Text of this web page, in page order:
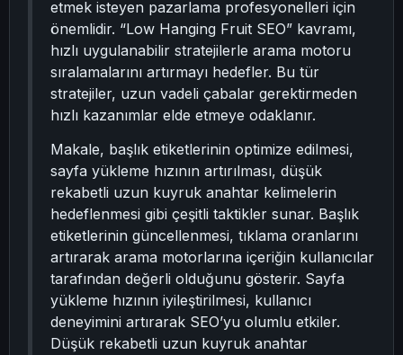
etmek isteyen pazarlama profesyonelleri için
önemlidir. “Low Hanging Fruit SEO” kavramı,
hızlı uygulanabilir stratejilerle arama motoru
sıralamalarını artırmayı hedefler. Bu tür
stratejiler, uzun vadeli çabalar gerektirmeden
hızlı kazanımlar elde etmeye odaklanır.
Makale, başlık etiketlerinin optimize edilmesi,
sayfa yükleme hızının artırılması, düşük
rekabetli uzun kuyruk anahtar kelimelerin
hedeflenmesi gibi çeşitli taktikler sunar. Başlık
etiketlerinin güncellenmesi, tıklama oranlarını
artırarak arama motorlarına içeriğin kullanıcılar
tarafından değerli olduğunu gösterir. Sayfa
yükleme hızının iyileştirilmesi, kullanıcı
deneyimini artırarak SEO’yu olumlu etkiler.
Düşük rekabetli uzun kuyruk anahtar